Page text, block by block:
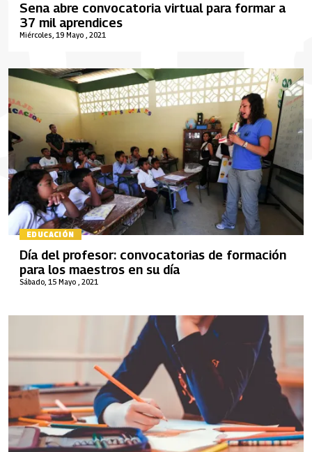
Miércoles, 19 Mayo , 2021
Sena abre convocatoria virtual para formar a
37 mil aprendices
EDUCACIÓN
Sábado, 15 Mayo , 2021
Día del profesor: convocatorias de formación
para los maestros en su día